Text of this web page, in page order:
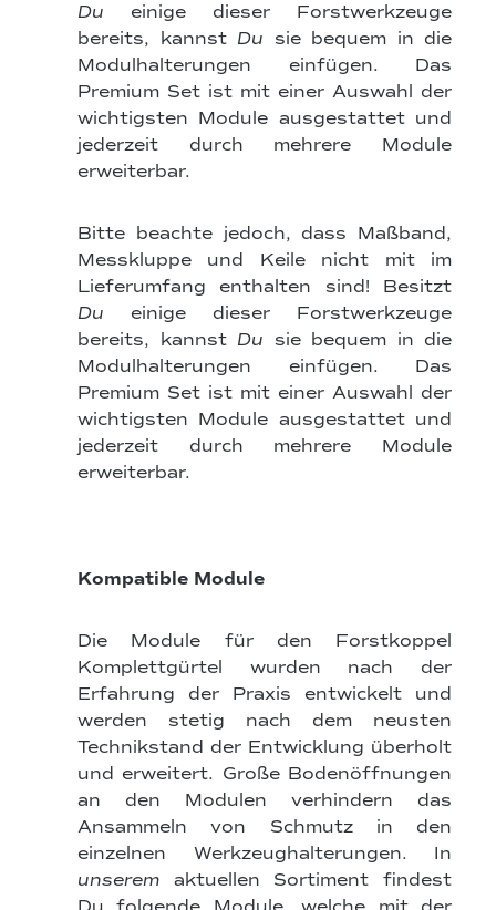
Du einige dieser Forstwerkzeuge
bereits, kannst Du sie bequem in die
Modulhalterungen einfügen. Das
Premium Set ist mit einer Auswahl der
wichtigsten Module ausgestattet und
jederzeit durch mehrere Module
erweiterbar.
Bitte beachte jedoch, dass Maßband,
Messkluppe und Keile nicht mit im
Lieferumfang enthalten sind! Besitzt
Du einige dieser Forstwerkzeuge
bereits, kannst Du sie bequem in die
Modulhalterungen einfügen. Das
Premium Set ist mit einer Auswahl der
wichtigsten Module ausgestattet und
jederzeit durch mehrere Module
erweiterbar.
Kompatible Module
Die Module für den Forstkoppel
Komplettgürtel wurden nach der
Erfahrung der Praxis entwickelt und
werden stetig nach dem neusten
Technikstand der Entwicklung überholt
und erweitert. Große Bodenöffnungen
an den Modulen verhindern das
Ansammeln von Schmutz in den
einzelnen Werkzeughalterungen. In
unserem aktuellen Sortiment findest